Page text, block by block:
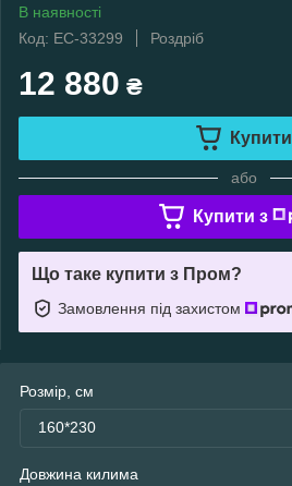
В наявності
Код: EC-33299
Роздріб
12 880 ₴
Купити
або
Купити з
Що таке купити з Пром?
Замовлення під захистом
Розмір, см
160*230
Довжина килима